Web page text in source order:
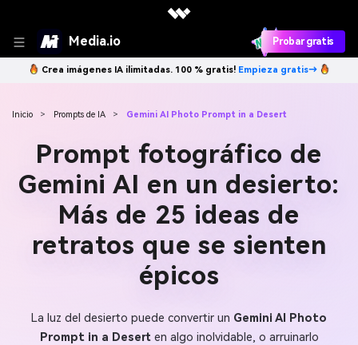
Media.io Probar gratis
Crea imágenes IA ilimitadas. 100 % gratis! Empieza gratis→
Inicio > Prompts de IA > Gemini AI Photo Prompt in a Desert
Prompt fotográfico de
Gemini AI en un desierto:
Más de 25 ideas de
retratos que se sienten
épicos
La luz del desierto puede convertir un Gemini AI Photo
Prompt in a Deserten algo inolvidable, o arruinarlo